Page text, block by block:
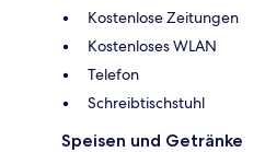
Kostenlose Zeitungen
Kostenloses WLAN
Telefon
Schreibtischstuhl
Speisen und Getränke